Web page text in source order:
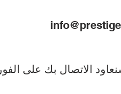
الاتصال بك على الفور